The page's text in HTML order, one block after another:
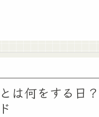
は何をする日